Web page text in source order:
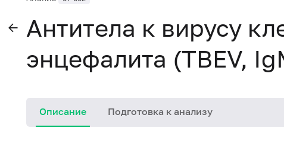
Антитела к вирусу
энцефалита (TBEV,
Описание Подготовка к анализу